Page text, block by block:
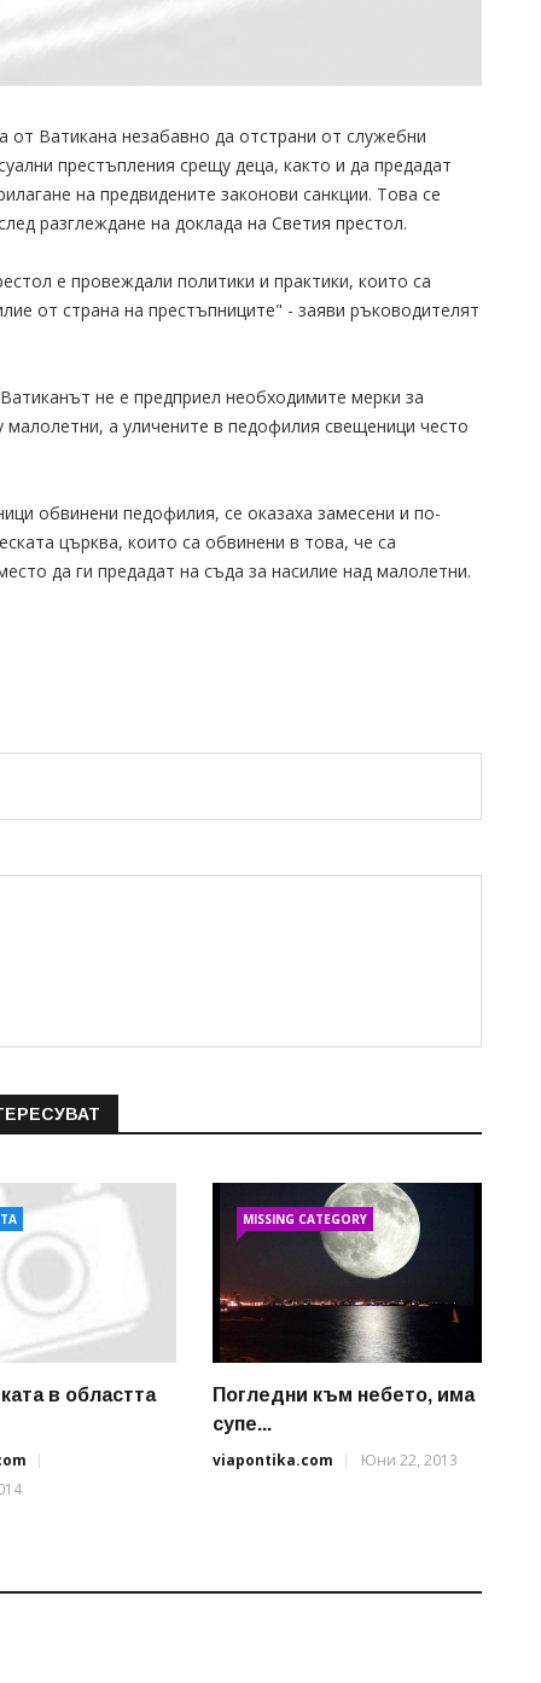
Ватикана незабавно да отстрани от служебни
престъпления срещу деца, както и да предадат
на предвидените законови санкции. Това се
разглеждане на доклада на Светия престол.
е провеждали политики и практики, които са
от страна на престъпниците" - заяви ръководителят
не е предприел необходимите мерки за
малолетни, а уличените в педофилия свещеници често
обвинени педофилия, се оказаха замесени и по-
църква, които са обвинени в това, че са
да ги предадат на съда за насилие над малолетни.
в областта
MISSING CATEGORY
Погледни към небето, има
супе...
viapontika.com
Юни 22, 2013